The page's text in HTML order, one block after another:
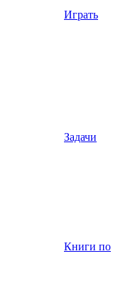
Играть
Задачи
Книги по